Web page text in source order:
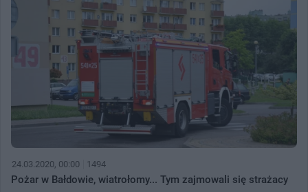
24.03.2020, 00:00 1494
Pożar w Bałdowie, wiatrołomy... Tym zajmowali się strażacy